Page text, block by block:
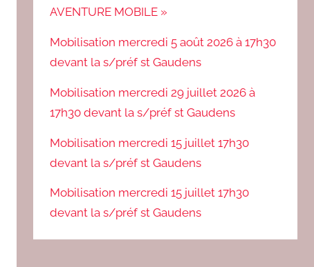
AVENTURE MOBILE »
Mobilisation mercredi 5 août 2026 à 17h30
devant la s/préf st Gaudens
Mobilisation mercredi 29 juillet 2026 à
17h30 devant la s/préf st Gaudens
Mobilisation mercredi 15 juillet 17h30
devant la s/préf st Gaudens
Mobilisation mercredi 15 juillet 17h30
devant la s/préf st Gaudens